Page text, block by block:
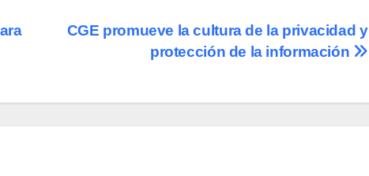
CGE promueve la cultura de la privacidad y
protección de la información